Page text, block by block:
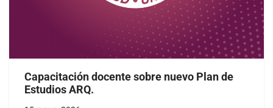
Capacitación docente sobre nuevo Plan de
Estudios ARQ.